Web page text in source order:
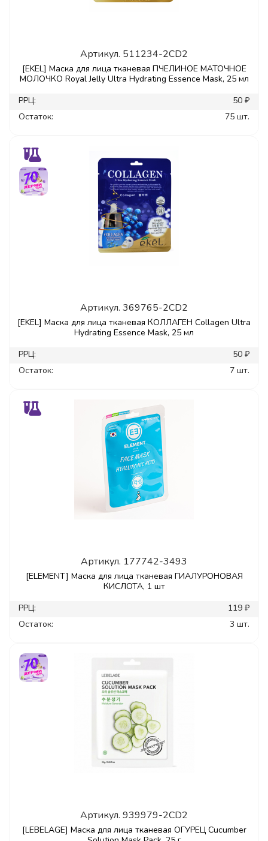
Артикул. 511234-2CD2
[EKEL] Маска для лица тканевая ПЧЕЛИНОЕ МАТОЧНОЕ
МОЛОЧКО Royal Jelly Ultra Hydrating Essence Mask, 25 мл
РРЦ:
50 ₽
Остаток:
75 шт.
Артикул. 369765-2CD2
[EKEL] Маска для лица тканевая КОЛЛАГЕН Collagen Ultra
Hydrating Essence Mask, 25 мл
РРЦ:
50 ₽
Остаток:
7 шт.
Артикул. 177742-3493
[ELEMENT] Маска для лица тканевая ГИАЛУРОНОВАЯ
КИСЛОТА, 1 шт
РРЦ:
119 ₽
Остаток:
3 шт.
Артикул. 939979-2CD2
[LEBELAGE] Маска для лица тканевая ОГУРЕЦ Cucumber